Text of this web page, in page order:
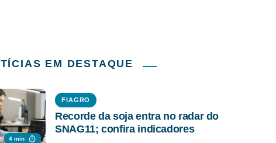
EM DESTAQUE
4 min
FIAGRO
Recorde da soja entra no radar do
SNAG11; confira indicadores